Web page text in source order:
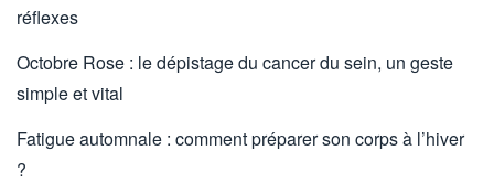
réflexes
Octobre Rose : le dépistage du cancer du sein, un geste
simple et vital
Fatigue automnale : comment préparer son corps à l’hiver
?